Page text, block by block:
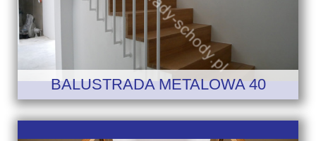
BALUSTRADA METALOWA 40